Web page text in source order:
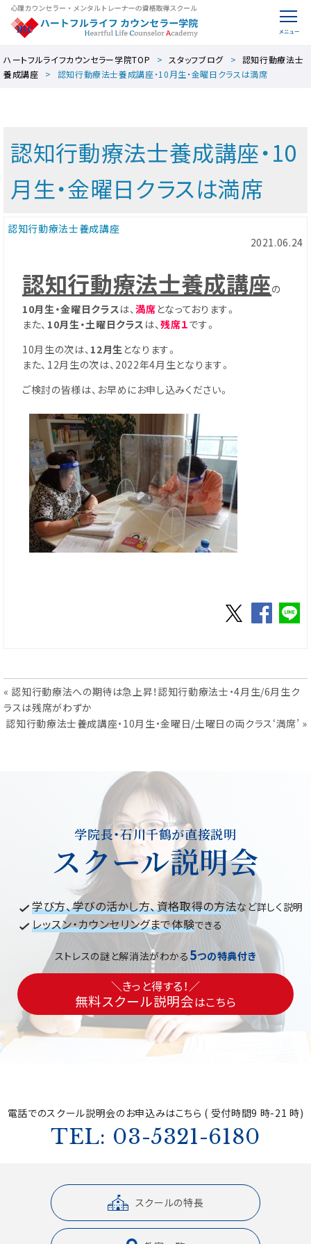
ハートフルライフカウンセラー学院TOP スタッフブログ
認知行動療法士
養成講座
認知行動療法士養成講座・10月生・金曜日クラスは満席
認知行動療法士養成講座・10
月生・金曜日クラスは満席
認知行動療法士養成講座
2021.06.24
認知行動療法士養成講座の
10月生・金曜日クラスは、満席 となっております。
また、 10月生・土曜日クラス は、残席１です。
10月生の次は、 12月生 となります。
また、12月生の次は、2022年4月生となります。
ご検討の皆様は、お早めにお申し込みください。
投
稿
« 認知行動療法への期待は急上昇！認知行動療法士・4月生/6月生ク
ラスは残席がわずか
認知行動療法士養成講座・10月生・金曜日/土曜日の両クラス‘満席’ »
学院長・石川千鶴が直接説明
スクール説明会
学び方、学びの活かし方、資格取得の方法など詳しく説明
レッスン・カウンセリングまで体験できる
ストレスの謎と解消法がわかる 5つの特典付き
＼きっと得する！／
無料スクール説明会はこちら
電話でのスクール説明会のお申込みはこちら ( 受付時間9 時-21 時)
TEL: 03-5321-6180
スクールの特長